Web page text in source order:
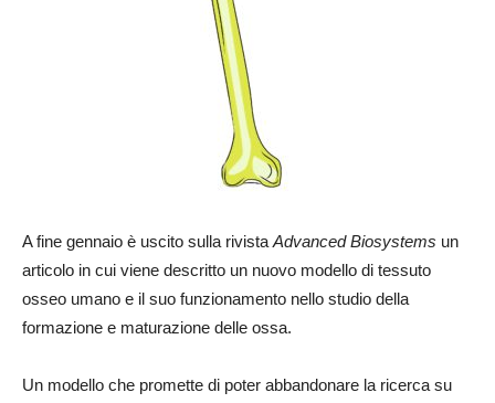
A fine gennaio è uscito sulla rivista Advanced Biosystems un
articolo in cui viene descritto un nuovo modello di tessuto
osseo umano e il suo funzionamento nello studio della
formazione e maturazione delle ossa.
Un modello che promette di poter abbandonare la ricerca su